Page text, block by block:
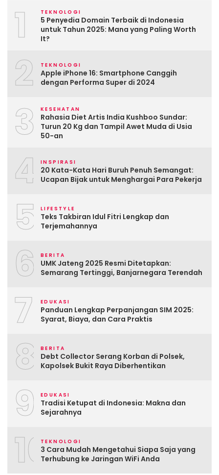
1 TEKNOLOGI
5 Penyedia Domain Terbaik di Indonesia
untuk Tahun 2025: Mana yang Paling Worth
It?
2 TEKNOLOGI
Apple iPhone 16: Smartphone Canggih
dengan Performa Super di 2024
3 KESEHATAN
Rahasia Diet Artis India Kushboo Sundar:
Turun 20 Kg dan Tampil Awet Muda di Usia
50-an
4 INSPIRASI
20 Kata-Kata Hari Buruh Penuh Semangat:
Ucapan Bijak untuk Menghargai Para Pekerja
5 LIFESTYLE
Teks Takbiran Idul Fitri Lengkap dan
Terjemahannya
6 BERITA
UMK Jateng 2025 Resmi Ditetapkan:
Semarang Tertinggi, Banjarnegara Terendah
7 EDUKASI
Panduan Lengkap Perpanjangan SIM 2025:
Syarat, Biaya, dan Cara Praktis
8 BERITA
Debt Collector Serang Korban di Polsek,
Kapolsek Bukit Raya Diberhentikan
9 EDUKASI
Tradisi Ketupat di Indonesia: Makna dan
Sejarahnya
10TEKNOLOGI
3 Cara Mudah Mengetahui Siapa Saja yang
Terhubung ke Jaringan WiFi Anda